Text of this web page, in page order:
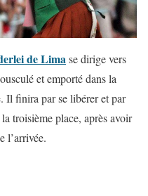
de Lima se dirige vers
et emporté dans la
Il finira par se libérer et par
troisième place, après avoir
l’arrivée.